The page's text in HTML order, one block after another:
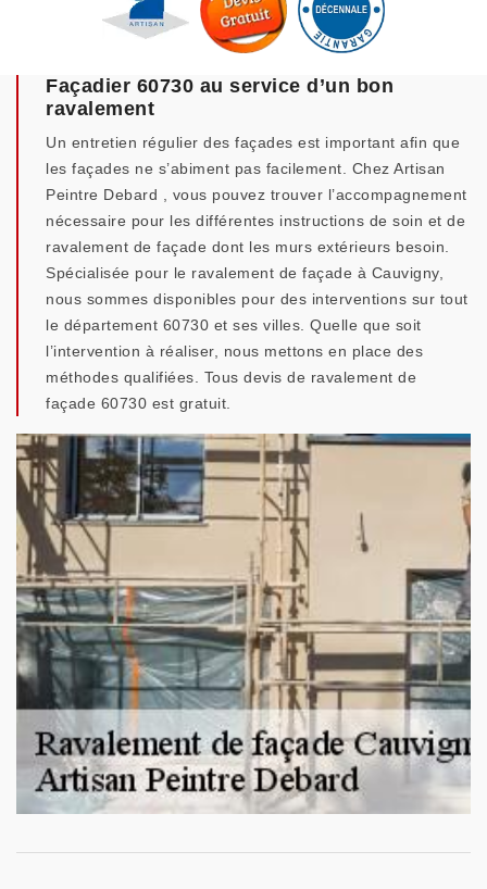
Façadier 60730 au service d’un bon
ravalement
Un entretien régulier des façades est important afin que
les façades ne s’abiment pas facilement. Chez Artisan
Peintre Debard , vous pouvez trouver l’accompagnement
nécessaire pour les différentes instructions de soin et de
ravalement de façade dont les murs extérieurs besoin.
Spécialisée pour le ravalement de façade à Cauvigny,
nous sommes disponibles pour des interventions sur tout
le département 60730 et ses villes. Quelle que soit
l’intervention à réaliser, nous mettons en place des
méthodes qualifiées. Tous devis de ravalement de
façade 60730 est gratuit.